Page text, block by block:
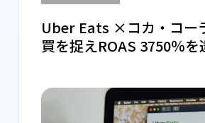
Uber Eats ×コカ・コー
買を捉えROAS 3750％を